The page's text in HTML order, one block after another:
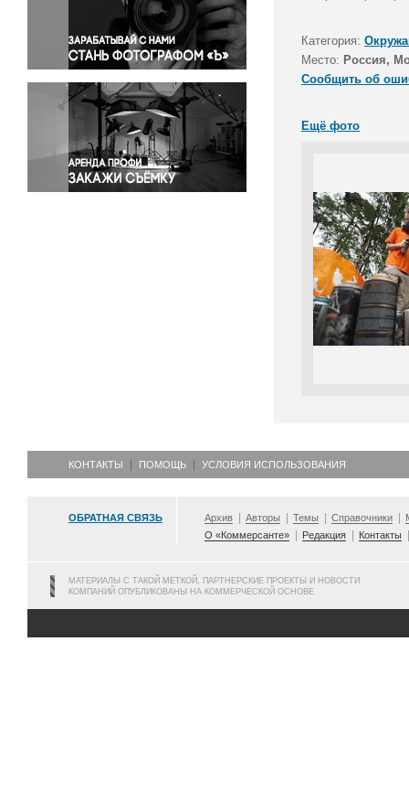
Правосудие
Происшествия и конфликты
Религия
Светская жизнь
Спорт
Экология
Экономика и бизнес
Категория:
Место: Россия,
Сообщить об
Ещё фото
КОНТАКТЫ ПОМОЩЬ УСЛОВИЯ ИСПОЛЬЗОВАНИЯ
ОБРАТНАЯ СВЯЗЬ Архив Авторы Темы Справочники
О «Коммерсанте»
Редакция Контакты
МАТЕРИАЛЫ С ТАКОЙ МЕТКОЙ, ПАРТНЕРСКИЕ ПРОЕКТЫ И НОВОСТИ
КОМПАНИЙ ОПУБЛИКОВАНЫ НА КОММЕРЧЕСКОЙ ОСНОВЕ